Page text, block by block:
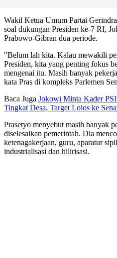
Wakil Ketua Umum Partai
soal dukungan Presiden ke-7 RI,
Prabowo-Gibran dua periode.
"Belum lah kita. Kalau mewakili
Presiden, kita yang penting fokus
mengenai itu. Masih banyak
kata Pras di kompleks Parlemen
Baca Juga Jokowi Minta Kader
Tingkat Desa, Target Lolos ke
Prasetyo menyebut masih banyak
diselesaikan pemerintah. Dia
ketenagakerjaan, guru, aparatur
industrialisasi dan hilirisasi.